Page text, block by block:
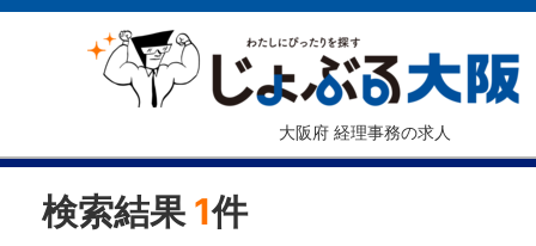
大阪府 経理事務の求人
検索結果 1件